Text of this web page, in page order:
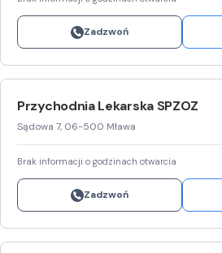
Zadzwoń
Przychodnia Lekarska SPZOZ
Sądowa 7, 06-500 Mława
Brak informacji o godzinach otwarcia
Zadzwoń